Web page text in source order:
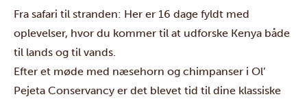
Fra safari til stranden: Her er 16 dage fyldt med
oplevelser, hvor du kommer til at udforske Kenya både
til lands og til vands.
Efter et møde med næsehorn og chimpanser i Ol’
Pejeta Conservancy er det blevet tid til dine klassiske